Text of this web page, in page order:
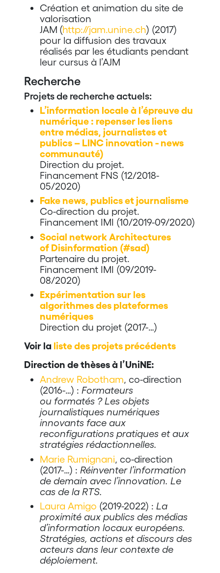
Création et animation du site de
valorisation
JAM (http://jam.unine.ch) (2017)
pour la diffusion des travaux
réalisés par les étudiants pendant
leur cursus à l’AJM
Recherche
Projets de recherche actuels:
L’information locale à l’épreuve du
numérique : repenser les liens
entre médias, journalistes et
publics – LINC innovation ‎- news
communauté)
Direction du projet.
Financement FNS (12/2018-
05/2020)
Fake news, publics et journalisme
Co-direction du projet.
Financement IMI (10/2019-09/2020)
Social network Architectures
of Disinformation (#sad)
Partenaire du projet.
Financement IMI (09/2019-
08/2020)
Expérimentation sur les
algorithmes des plateformes
numériques
Direction du projet (2017-…)
Voir la liste des projets précédents
Direction de thèses à l’UniNE:
Andrew Robotham, co-direction
(2016-…) : Formateurs
ou formatés ? Les objets
journalistiques numériques
innovants face aux
reconfigurations pratiques et aux
stratégies rédactionnelles.
Marie Rumignani, co-direction
(2017-…) : Réinventer l’information
de demain avec l’innovation. Le
cas de la RTS.
Laura Amigo (2019-2022) : La
proximité aux publics des médias
d’information locaux européens.
Stratégies, actions et discours des
acteurs dans leur contexte de
déploiement.